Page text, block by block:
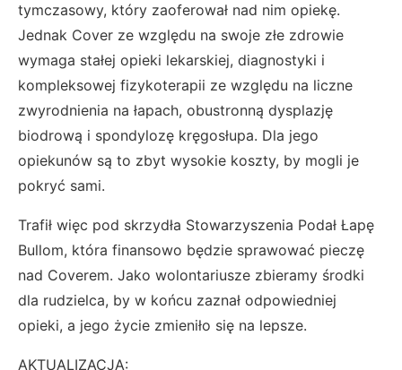
tymczasowy, który zaoferował nad nim opiekę.
Jednak Cover ze względu na swoje złe zdrowie
wymaga stałej opieki lekarskiej, diagnostyki i
kompleksowej fizykoterapii ze względu na liczne
zwyrodnienia na łapach, obustronną dysplazję
biodrową i spondylozę kręgosłupa. Dla jego
opiekunów są to zbyt wysokie koszty, by mogli je
pokryć sami.
Trafił więc pod skrzydła Stowarzyszenia Podał Łapę
Bullom, która finansowo będzie sprawować pieczę
nad Coverem. Jako wolontariusze zbieramy środki
dla rudzielca, by w końcu zaznał odpowiedniej
opieki, a jego życie zmieniło się na lepsze.
AKTUALIZACJA: